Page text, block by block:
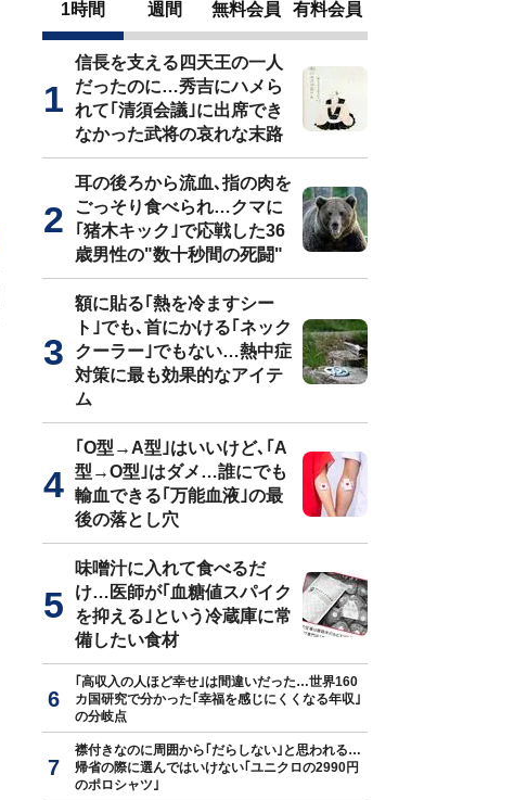
1時間 週間 無料会員 有料会員
信長を支える四天王の一人
だったのに…秀吉にハメら
れて｢清須会議｣に出席でき
なかった武将の哀れな末路
耳の後ろから流血､指の肉を
ごっそり食べられ…クマに
｢猪木キック｣で応戦した36
歳男性の"数十秒間の死闘"
額に貼る｢熱を冷ますシー
ト｣でも､首にかける｢ネック
クーラー｣でもない…熱中症
対策に最も効果的なアイテ
ム
｢O型→A型｣はいいけど､｢A
型→O型｣はダメ…誰にでも
輸血できる｢万能血液｣の最
後の落とし穴
味噌汁に入れて食べるだ
け…医師が｢血糖値スパイク
を抑える｣という冷蔵庫に常
備したい食材
｢高収入の人ほど幸せ｣は間違いだった…世界160
カ国研究で分かった｢幸福を感じにくくなる年収｣
の分岐点
襟付きなのに周囲から｢だらしない｣と思われる…
帰省の際に選んではいけない｢ユニクロの2990円
のポロシャツ｣